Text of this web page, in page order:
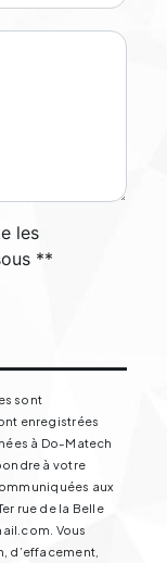
les
**
sont
enregistrées
à Do-Matech
à votre
aux
rue de la Belle
Vous
d’effacement,